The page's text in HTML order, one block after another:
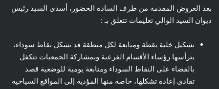
بعد العروض المقدمة من طرف السادة الحضور، أسدى السيد رئيس
ديوان السيد الوالي تعليمات تتعلق بـ :
تشكيل خلية يقظة ومتابعة لكل منطقة قد تشكل نقاط سوداء،
يترأسها رؤساء الأقسام الفرعية وبمشاركة الجمعيات تتكفل
بالقضاء على النقاط السوداء ومتابعة يومية للوضعية قصد
تفادى إعادة تشكلها، خاصة منها المؤدية إلى المواقع السياحية